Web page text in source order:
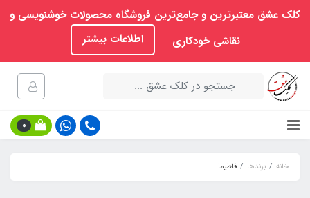
کلک عشق معتبرترین و جامع‌ترین فروشگاه محصولات خوشنویسی و
نقاشی خودکاری
اطلاعات بیشتر
0
خانه برندها فاطیما